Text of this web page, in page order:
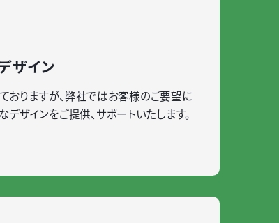
ザイン
りますが、弊社ではお客様のご要望に
ザインをご提供、サポートいたします。